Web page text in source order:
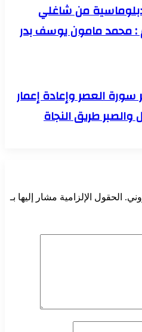
من شاغلي
: محمد مامون يوسف بدر
العصر وإعادة إعمار
طريق النجاة
الحقول الإلزامية مشار إليها بـ